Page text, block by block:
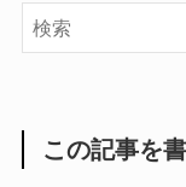
この記事を